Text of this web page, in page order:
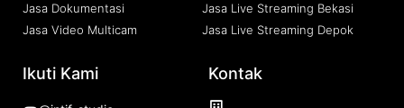
Jasa Dokumentasi
Jasa Video Multicam
Jasa Live Streaming Bekasi
Jasa Live Streaming Depok
Ikuti Kami Kontak